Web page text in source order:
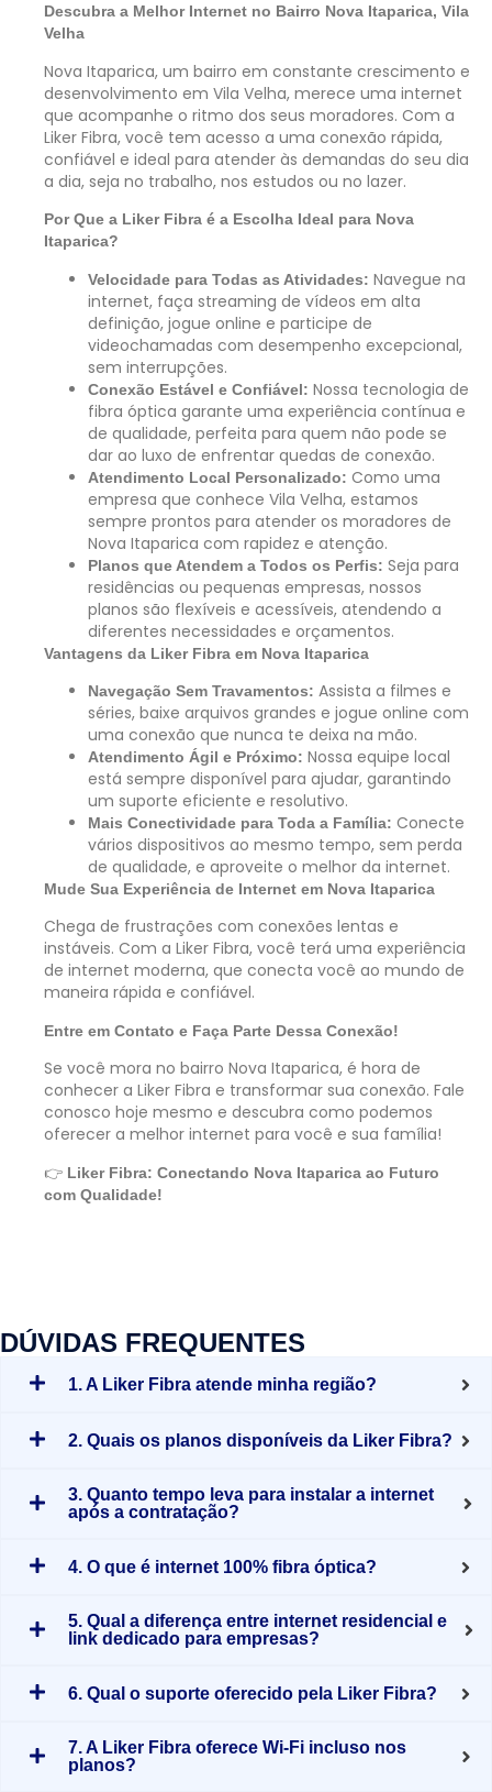
Descubra a Melhor Internet no Bairro Nova Itaparica, Vila
Velha
Nova Itaparica, um bairro em constante crescimento e
desenvolvimento em Vila Velha, merece uma internet
que acompanhe o ritmo dos seus moradores. Com a
Liker Fibra, você tem acesso a uma conexão rápida,
confiável e ideal para atender às demandas do seu dia
a dia, seja no trabalho, nos estudos ou no lazer.
Por Que a Liker Fibra é a Escolha Ideal para Nova
Itaparica?
Velocidade para Todas as Atividades: Navegue na
internet, faça streaming de vídeos em alta
definição, jogue online e participe de
videochamadas com desempenho excepcional,
sem interrupções.
Conexão Estável e Confiável: Nossa tecnologia de
fibra óptica garante uma experiência contínua e
de qualidade, perfeita para quem não pode se
dar ao luxo de enfrentar quedas de conexão.
Atendimento Local Personalizado: Como uma
empresa que conhece Vila Velha, estamos
sempre prontos para atender os moradores de
Nova Itaparica com rapidez e atenção.
Planos que Atendem a Todos os Perfis: Seja para
residências ou pequenas empresas, nossos
planos são flexíveis e acessíveis, atendendo a
diferentes necessidades e orçamentos.
Vantagens da Liker Fibra em Nova Itaparica
Navegação Sem Travamentos: Assista a filmes e
séries, baixe arquivos grandes e jogue online com
uma conexão que nunca te deixa na mão.
Atendimento Ágil e Próximo: Nossa equipe local
está sempre disponível para ajudar, garantindo
um suporte eficiente e resolutivo.
Mais Conectividade para Toda a Família: Conecte
vários dispositivos ao mesmo tempo, sem perda
de qualidade, e aproveite o melhor da internet.
Mude Sua Experiência de Internet em Nova Itaparica
Chega de frustrações com conexões lentas e
instáveis. Com a Liker Fibra, você terá uma experiência
de internet moderna, que conecta você ao mundo de
maneira rápida e confiável.
Entre em Contato e Faça Parte Dessa Conexão!
Se você mora no bairro Nova Itaparica, é hora de
conhecer a Liker Fibra e transformar sua conexão. Fale
conosco hoje mesmo e descubra como podemos
oferecer a melhor internet para você e sua família!
👉 Liker Fibra: Conectando Nova Itaparica ao Futuro
com Qualidade!
DÚVIDAS FREQUENTES
1. A Liker Fibra atende minha região?
2. Quais os planos disponíveis da Liker Fibra?
3. Quanto tempo leva para instalar a internet
após a contratação?
4. O que é internet 100% fibra óptica?
5. Qual a diferença entre internet residencial e
link dedicado para empresas?
6. Qual o suporte oferecido pela Liker Fibra?
7. A Liker Fibra oferece Wi-Fi incluso nos
planos?